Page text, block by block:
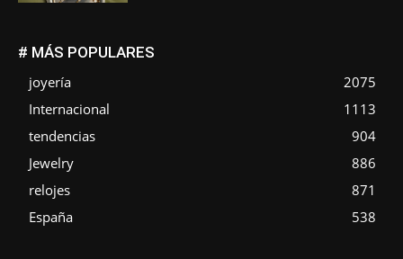
# MÁS POPULARES
joyería
2075
Internacional
1113
tendencias
904
Jewelry
886
relojes
871
España
538